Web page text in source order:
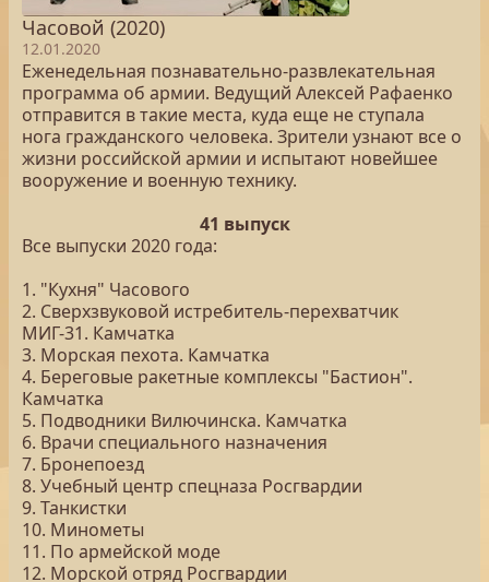
Часовой (2020)
12.01.2020
Еженедельная познавательно-развлекательная
программа об армии. Ведущий Алексей Рафаенко
отправится в такие места, куда еще не ступала
нога гражданского человека. Зрители узнают все о
жизни российской армии и испытают новейшее
вооружение и военную технику.
41 выпуск
Все выпуски 2020 года:
1. "Кухня" Часового
2. Сверхзвуковой истребитель-перехватчик
МИГ-31. Камчатка
3. Морская пехота. Камчатка
4. Береговые ракетные комплексы "Бастион".
Камчатка
5. Подводники Вилючинска. Камчатка
6. Врачи специального назначения
7. Бронепоезд
8. Учебный центр спецназа Росгвардии
9. Танкистки
10. Минометы
11. По армейской моде
12. Морской отряд Росгвардии